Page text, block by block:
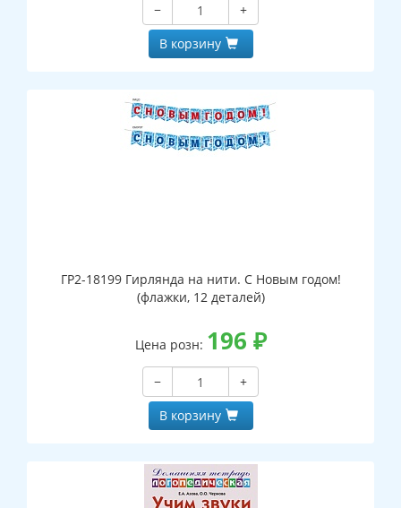
−
+
В корзину
ГР2-18199 Гирлянда на нити. С Новым годом!
(флажки, 12 деталей)
Цена розн: 196 ₽
−
+
В корзину